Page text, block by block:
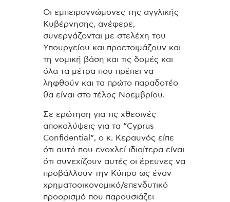
Οι εμπειρογνώμονες της αγγλικής
Κυβέρνησης, ανέφερε,
συνεργάζονται με στελέχη του
Υπουργείου και προετοιμάζουν και
τη νομική βάση και τις δομές και
όλα τα μέτρα που πρέπει να
ληφθούν και τα πρώτο παραδοτέο
θα είναι στο τέλος Νοεμβρίου.
Σε ερώτηση για τις χθεσινές
αποκαλύψεις για τα “Cyprus
Confidential”, o κ. Κεραυνός είπε
ότι αυτό που ενοχλεί ιδιαίτερα είναι
ότι συνεχίζουν αυτές οι έρευνες να
προβάλλουν την Κύπρο ως έναν
χρηματοοικονομικό/επενδυτικό
προορισμό που παρουσιάζει